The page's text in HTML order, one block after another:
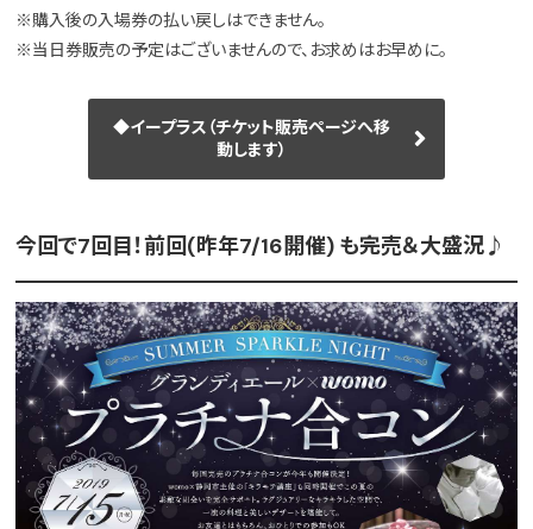
※購入後の入場券の払い戻しはできません。
※当日券販売の予定はございませんので、お求めはお早めに。
◆イープラス（チケット販売ページへ移
動します）
今回で7回目！前回(昨年7/16開催) も完売＆大盛況♪